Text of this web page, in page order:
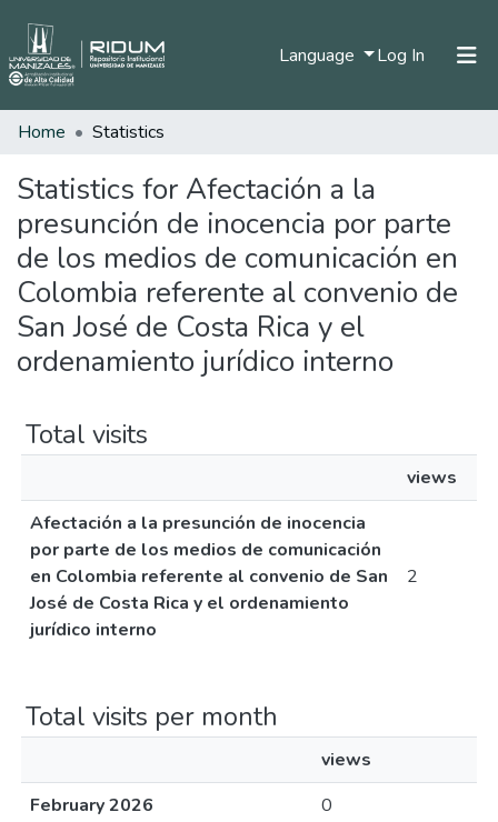
Language Log In (current)
Communities & Collections
All of DSpace
Home Statistics
Statistics for Afectación a la
presunción de inocencia por parte
de los medios de comunicación en
Colombia referente al convenio de
San José de Costa Rica y el
ordenamiento jurídico interno
Total visits
views
Afectación a la presunción de inocencia
por parte de los medios de comunicación
en Colombia referente al convenio de San
José de Costa Rica y el ordenamiento
jurídico interno
2
Total visits per month
views
February 2026
0